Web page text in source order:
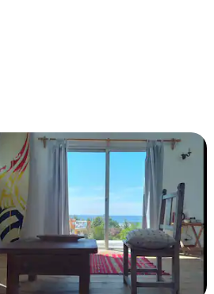
つ星中5.0つ星の平均評価